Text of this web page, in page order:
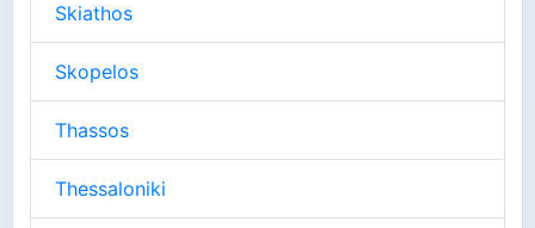
Skiathos
Skopelos
Thassos
Thessaloniki